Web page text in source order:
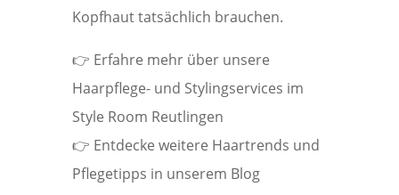
Kopfhaut tatsächlich brauchen.
👉 Erfahre mehr über unsere
Haarpflege- und Stylingservices im
Style Room Reutlingen
👉 Entdecke weitere Haartrends und
Pflegetipps in unserem Blog